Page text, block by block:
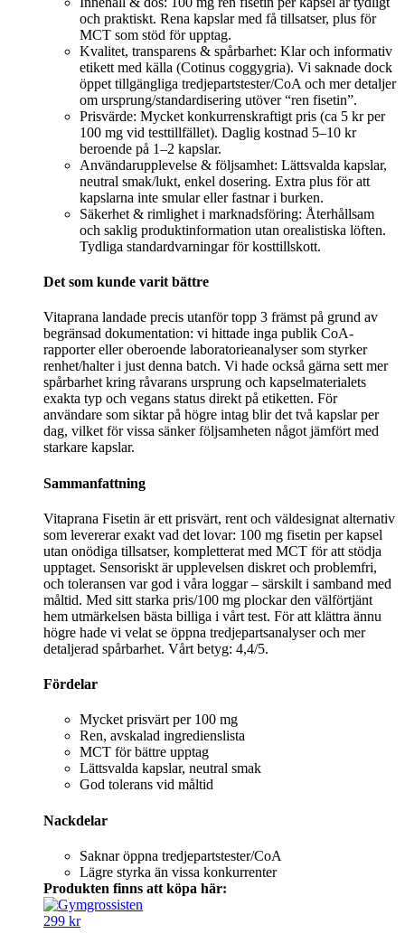
och praktiskt. Rena kapslar med få tillsatser, plus för
MCT som stöd för upptag.
Kvalitet, transparens & spårbarhet: Klar och informativ
etikett med källa (Cotinus coggygria). Vi saknade dock
öppet tillgängliga tredjepartstester/CoA och mer detaljer
om ursprung/standardisering utöver “ren fisetin”.
Prisvärde: Mycket konkurrenskraftigt pris (ca 5 kr per
100 mg vid testtillfället). Daglig kostnad 5–10 kr
beroende på 1–2 kapslar.
Användarupplevelse & följsamhet: Lättsvalda kapslar,
neutral smak/lukt, enkel dosering. Extra plus för att
kapslarna inte smular eller fastnar i burken.
Säkerhet & rimlighet i marknadsföring: Återhållsam
och saklig produktinformation utan orealistiska löften.
Tydliga standardvarningar för kosttillskott.
Det som kunde varit bättre
Vitaprana landade precis utanför topp 3 främst på grund av
begränsad dokumentation: vi hittade inga publik CoA-
rapporter eller oberoende laboratorieanalyser som styrker
renhet/halter i just denna batch. Vi hade också gärna sett mer
spårbarhet kring råvarans ursprung och kapselmaterialets
exakta typ och vegans status direkt på etiketten. För
användare som siktar på högre intag blir det två kapslar per
dag, vilket för vissa sänker följsamheten något jämfört med
starkare kapslar.
Sammanfattning
Vitaprana Fisetin är ett prisvärt, rent och väldesignat alternativ
som levererar exakt vad det lovar: 100 mg fisetin per kapsel
utan onödiga tillsatser, kompletterat med MCT för att stödja
upptaget. Sensoriskt är upplevelsen diskret och problemfri,
och toleransen var god i våra loggar – särskilt i samband med
måltid. Med sitt starka pris/100 mg plockar den välförtjänt
hem utmärkelsen bästa billiga i vårt test. För att klättra ännu
högre hade vi velat se öppna tredjepartsanalyser och mer
detaljerad spårbarhet. Vårt betyg: 4,4/5.
Fördelar
Mycket prisvärt per 100 mg
Ren, avskalad ingredienslista
MCT för bättre upptag
Lättsvalda kapslar, neutral smak
God tolerans vid måltid
Nackdelar
Saknar öppna tredjepartstester/CoA
Lägre styrka än vissa konkurrenter
Produkten finns att köpa här:
299 kr